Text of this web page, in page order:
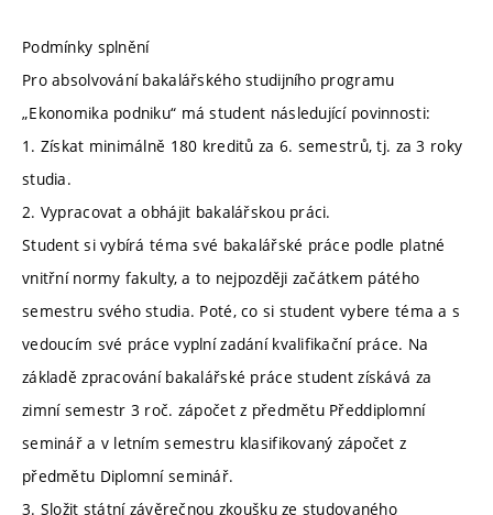
Podmínky splnění
Pro absolvování bakalářského studijního programu
„Ekonomika podniku“ má student následující povinnosti:
1. Získat minimálně 180 kreditů za 6. semestrů, tj. za 3 roky
studia.
2. Vypracovat a obhájit bakalářskou práci.
Student si vybírá téma své bakalářské práce podle platné
vnitřní normy fakulty, a to nejpozději začátkem pátého
semestru svého studia. Poté, co si student vybere téma a s
vedoucím své práce vyplní zadání kvalifikační práce. Na
základě zpracování bakalářské práce student získává za
zimní semestr 3 roč. zápočet z předmětu Předdiplomní
seminář a v letním semestru klasifikovaný zápočet z
předmětu Diplomní seminář.
3. Složit státní závěrečnou zkoušku ze studovaného